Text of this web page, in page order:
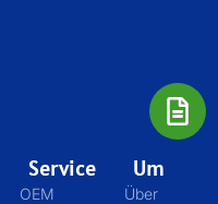
Service
OEM
Um
Über